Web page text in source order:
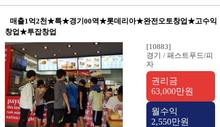
매출1억2천★특★경기00역★롯데리아★완전오토창업★고수익
창업★투잡창업
[10883]
경기 / 패스트푸드/피
자
권리금
63,000만원
월수익
2,550만원